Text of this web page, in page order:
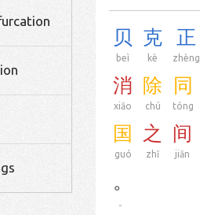
贝
beì
克
kè
正
zhèng
消
xiāo
除
chú
同
tóng
国
guó
之
zhī
间
jiān
。